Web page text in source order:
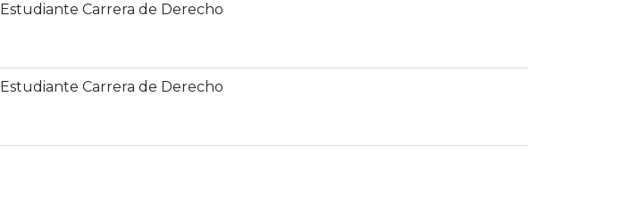
Estudiante Carrera de Derecho
Estudiante Carrera de Derecho